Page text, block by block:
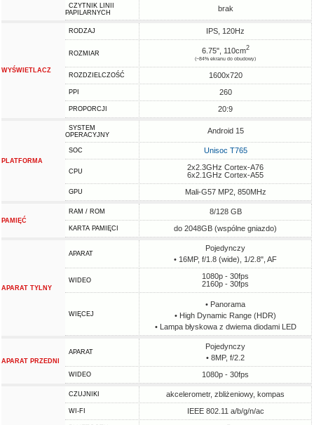
CZYTNIK LINII
PAPILARNYCH
brak
WYŚWIETLACZ
RODZAJ IPS, 120Hz
ROZMIAR 6.75", 110cm2
(~84% ekranu do obudowy)
ROZDZIELCZOŚĆ 1600x720
PPI 260
PROPORCJI 20:9
PLATFORMA
SYSTEM
OPERACYJNY
Android 15
SOC Unisoc T765
CPU
2x2.3GHz Cortex-A76
6x2.1GHz Cortex-A55
GPU Mali-G57 MP2, 850MHz
PAMIĘĆ
RAM / ROM 8/128 GB
KARTA PAMIĘCI do 2048GB (wspólne gniazdo)
APARAT TYLNY
APARAT
Pojedynczy
• 16MP, f/1.8 (wide), 1/2.8", AF
WIDEO
1080p - 30fps
2160p - 30fps
WIĘCEJ
• Panorama
• High Dynamic Range (HDR)
• Lampa błyskowa z dwiema diodami LED
APARAT PRZEDNI
APARAT
Pojedynczy
• 8MP, f/2.2
WIDEO 1080p - 30fps
CZUJNIKI akcelerometr, zbliżeniowy, kompas
WI-FI IEEE 802.11 a/b/g/n/ac